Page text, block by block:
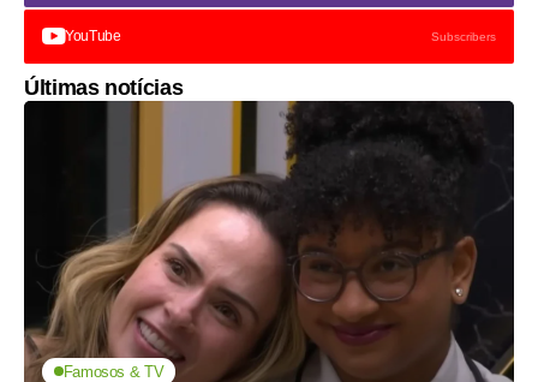
YouTube Subscribers
Últimas notícias
Famosos & TV